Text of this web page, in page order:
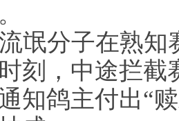
氓分子在熟知
刻，中途拦截
知鸽主付出“